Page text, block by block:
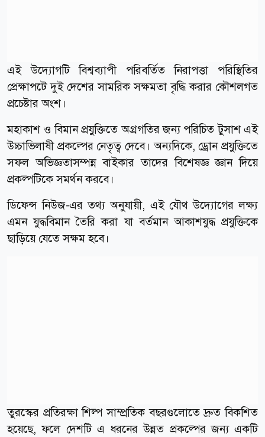
এই উদ্যোগটি বিশ্বব্যাপী পরিবর্তিত নিরাপত্তা পরিস্থিতির
প্রেক্ষাপটে দুই দেশের সামরিক সক্ষমতা বৃদ্ধি করার কৌশলগত
প্রচেষ্টার অংশ।
মহাকাশ ও বিমান প্রযুক্তিতে অগ্রগতির জন্য পরিচিত টুসাশ এই
উচ্চাভিলাষী প্রকল্পের নেতৃত্ব দেবে। অন্যদিকে, ড্রোন প্রযুক্তিতে
সফল অভিজ্ঞতাসম্পন্ন বাইকার তাদের বিশেষজ্ঞ জ্ঞান দিয়ে
প্রকল্পটিকে সমর্থন করবে।
ডিফেন্স নিউজ-এর তথ্য অনুযায়ী, এই যৌথ উদ্যোগের লক্ষ্য
এমন যুদ্ধবিমান তৈরি করা যা বর্তমান আকাশযুদ্ধ প্রযুক্তিকে
ছাড়িয়ে যেতে সক্ষম হবে।
তুরস্কের প্রতিরক্ষা শিল্প সাম্প্রতিক বছরগুলোতে দ্রুত বিকশিত
হয়েছে, ফলে দেশটি এ ধরনের উন্নত প্রকল্পের জন্য একটি